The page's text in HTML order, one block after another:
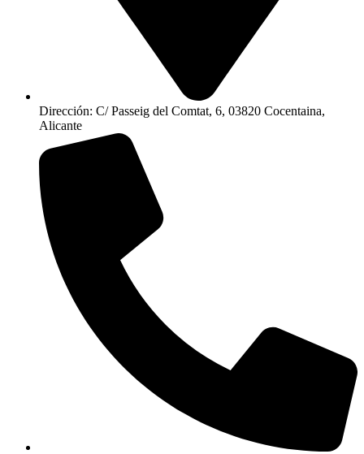
Dirección: C/ Passeig del Comtat, 6, 03820 Cocentaina,
Alicante